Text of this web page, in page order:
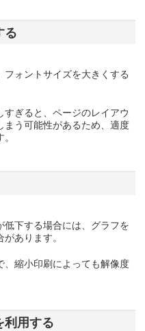
る
ォントサイズを大きくする
ぎると、ページのレイアウ
まう可能性があるため、適度
下する場合には、グラフを
あります。
、縮小印刷によっても解像度
利用する